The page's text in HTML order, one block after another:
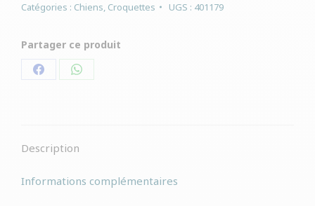
Catégories : Chiens, Croquettes UGS : 401179
Partager ce produit
PartagerPartager
Description
Informations complémentaires